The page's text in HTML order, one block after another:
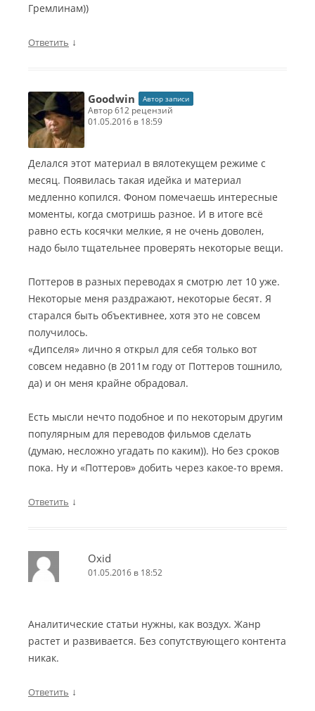
Гремлинам))
Ответить ↓
Goodwin Автор записи
автор 612 рецензий
01.05.2016 в 18:59
Делался этот материал в вялотекущем режиме с
месяц. Появилась такая идейка и материал
медленно копился. Фоном помечаешь интересные
моменты, когда смотришь разное. И в итоге всё
равно есть косячки мелкие, я не очень доволен,
надо было тщательнее проверять некоторые вещи.
Поттеров в разных переводах я смотрю лет 10 уже.
Некоторые меня раздражают, некоторые бесят. Я
старался быть объективнее, хотя это не совсем
получилось.
«Дипселя» лично я открыл для себя только вот
совсем недавно (в 2011м году от Поттеров тошнило,
да) и он меня крайне обрадовал.
Есть мысли нечто подобное и по некоторым другим
популярным для переводов фильмов сделать
(думаю, несложно угадать по каким)). Но без сроков
пока. Ну и «Поттеров» добить через какое-то время.
Ответить ↓
Oxid
01.05.2016 в 18:52
Аналитические статьи нужны, как воздух. Жанр
растет и развивается. Без сопутствующего контента
никак.
Ответить ↓